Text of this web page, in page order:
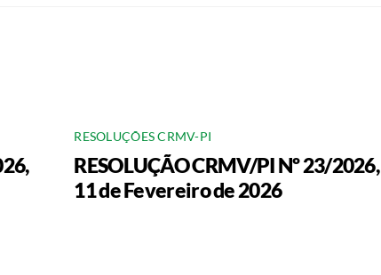
RESOLUÇÕES CRMV-PI
RESOLUÇÃO CRMV/PI Nº 23/2026,
11 de Fevereiro de 2026